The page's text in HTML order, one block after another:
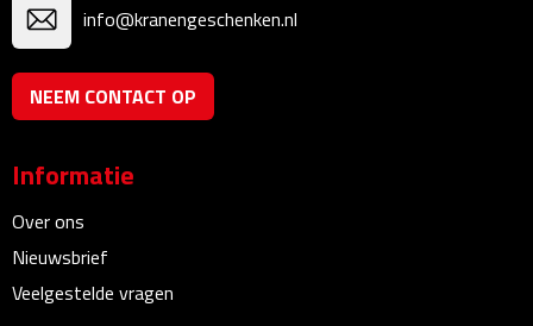
Bureauklokken
Bureaulampen
Bureau organizers
Bureausets
Bureau ventilatoren
info@kranengeschenken.nl
NEEM CONTACT OP
Informatie
Over ons
Nieuwsbrief
Veelgestelde vragen